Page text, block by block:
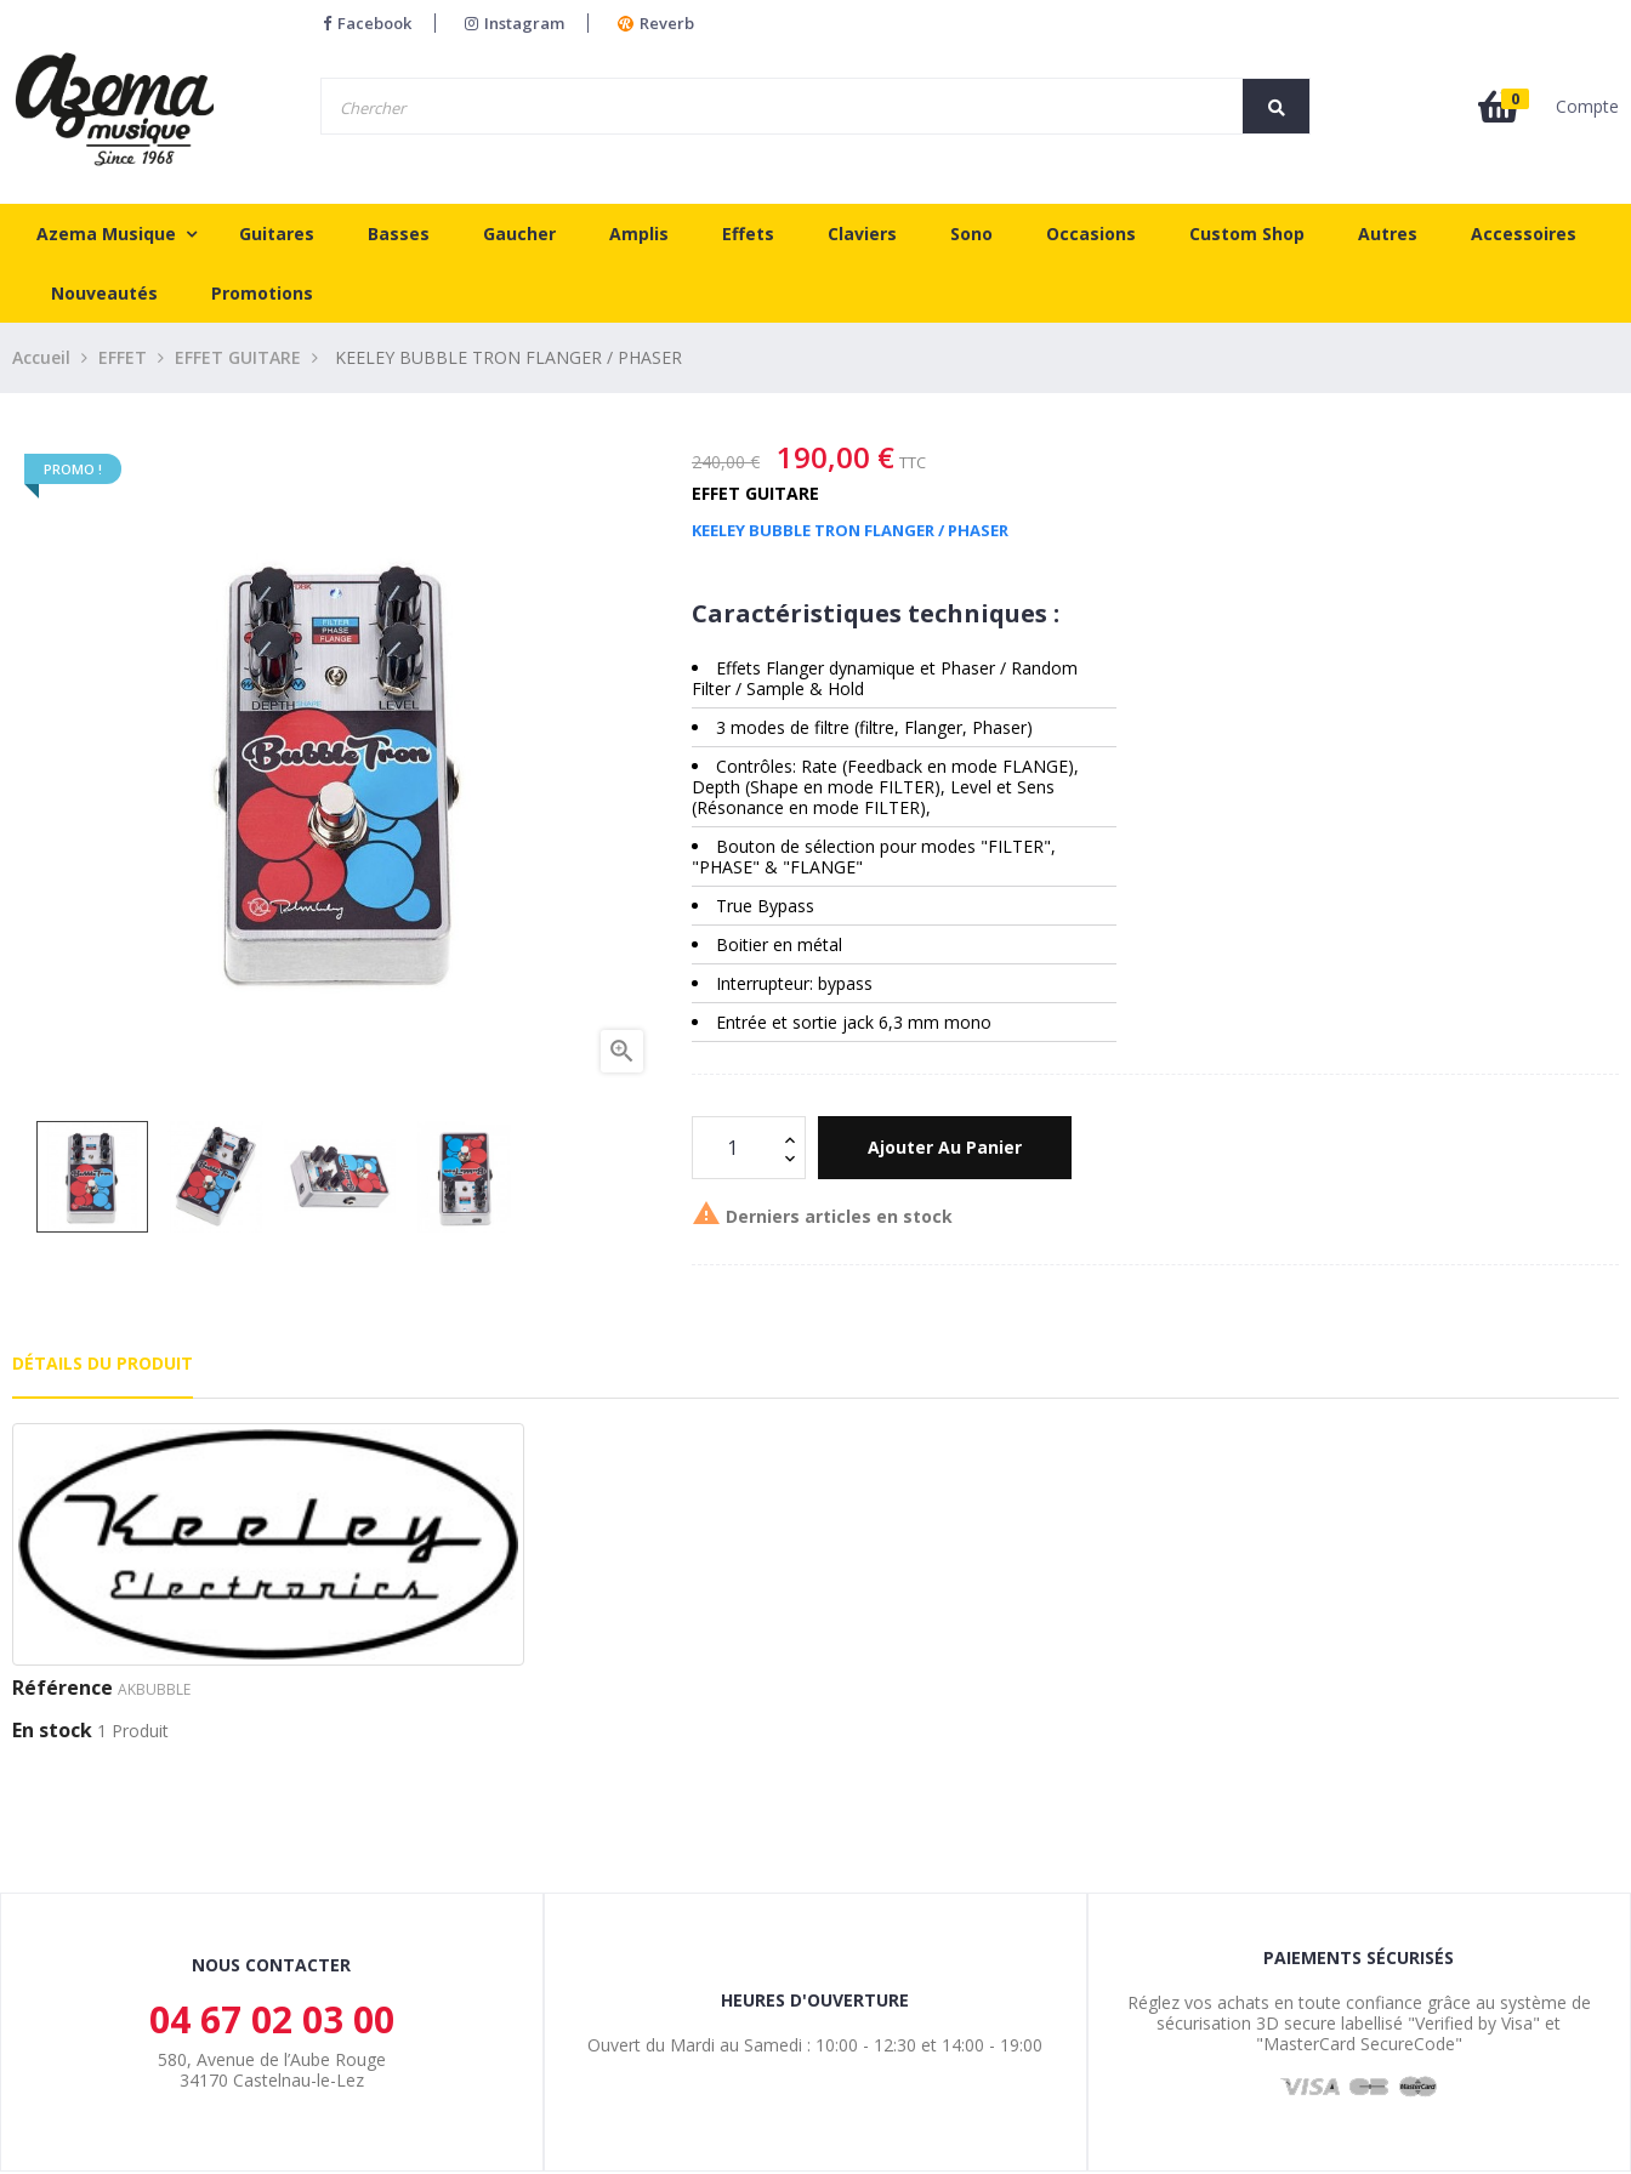
Facebook Instagram Reverb
0 Compte
Azema Musique Guitares Basses Gaucher Amplis Effets Claviers Sono Occasions Custom Shop Autres Accessoires
Nouveautés Promotions
Accueil EFFET EFFET GUITARE KEELEY BUBBLE TRON FLANGER / PHASER
PROMO !

240,00 € 190,00 € TTC
EFFET GUITARE
KEELEY BUBBLE TRON FLANGER / PHASER
Caractéristiques techniques :
Effets Flanger dynamique et Phaser / Random
Filter / Sample & Hold
3 modes de filtre (filtre, Flanger, Phaser)
Contrôles: Rate (Feedback en mode FLANGE),
Depth (Shape en mode FILTER), Level et Sens
(Résonance en mode FILTER),
Bouton de sélection pour modes "FILTER",
"PHASE" & "FLANGE"
True Bypass
Boitier en métal
Interrupteur: bypass
Entrée et sortie jack 6,3 mm mono
Ajouter Au Panier
 Derniers articles en stock
DÉTAILS DU PRODUIT
Référence AKBUBBLE
En stock 1 Produit
NOUS CONTACTER
04 67 02 03 00
580, Avenue de l’Aube Rouge
34170 Castelnau-le-Lez
HEURES D'OUVERTURE
Ouvert du Mardi au Samedi : 10:00 - 12:30 et 14:00 - 19:00
PAIEMENTS SÉCURISÉS
Réglez vos achats en toute confiance grâce au système de
sécurisation 3D secure labellisé "Verified by Visa" et
"MasterCard SecureCode"